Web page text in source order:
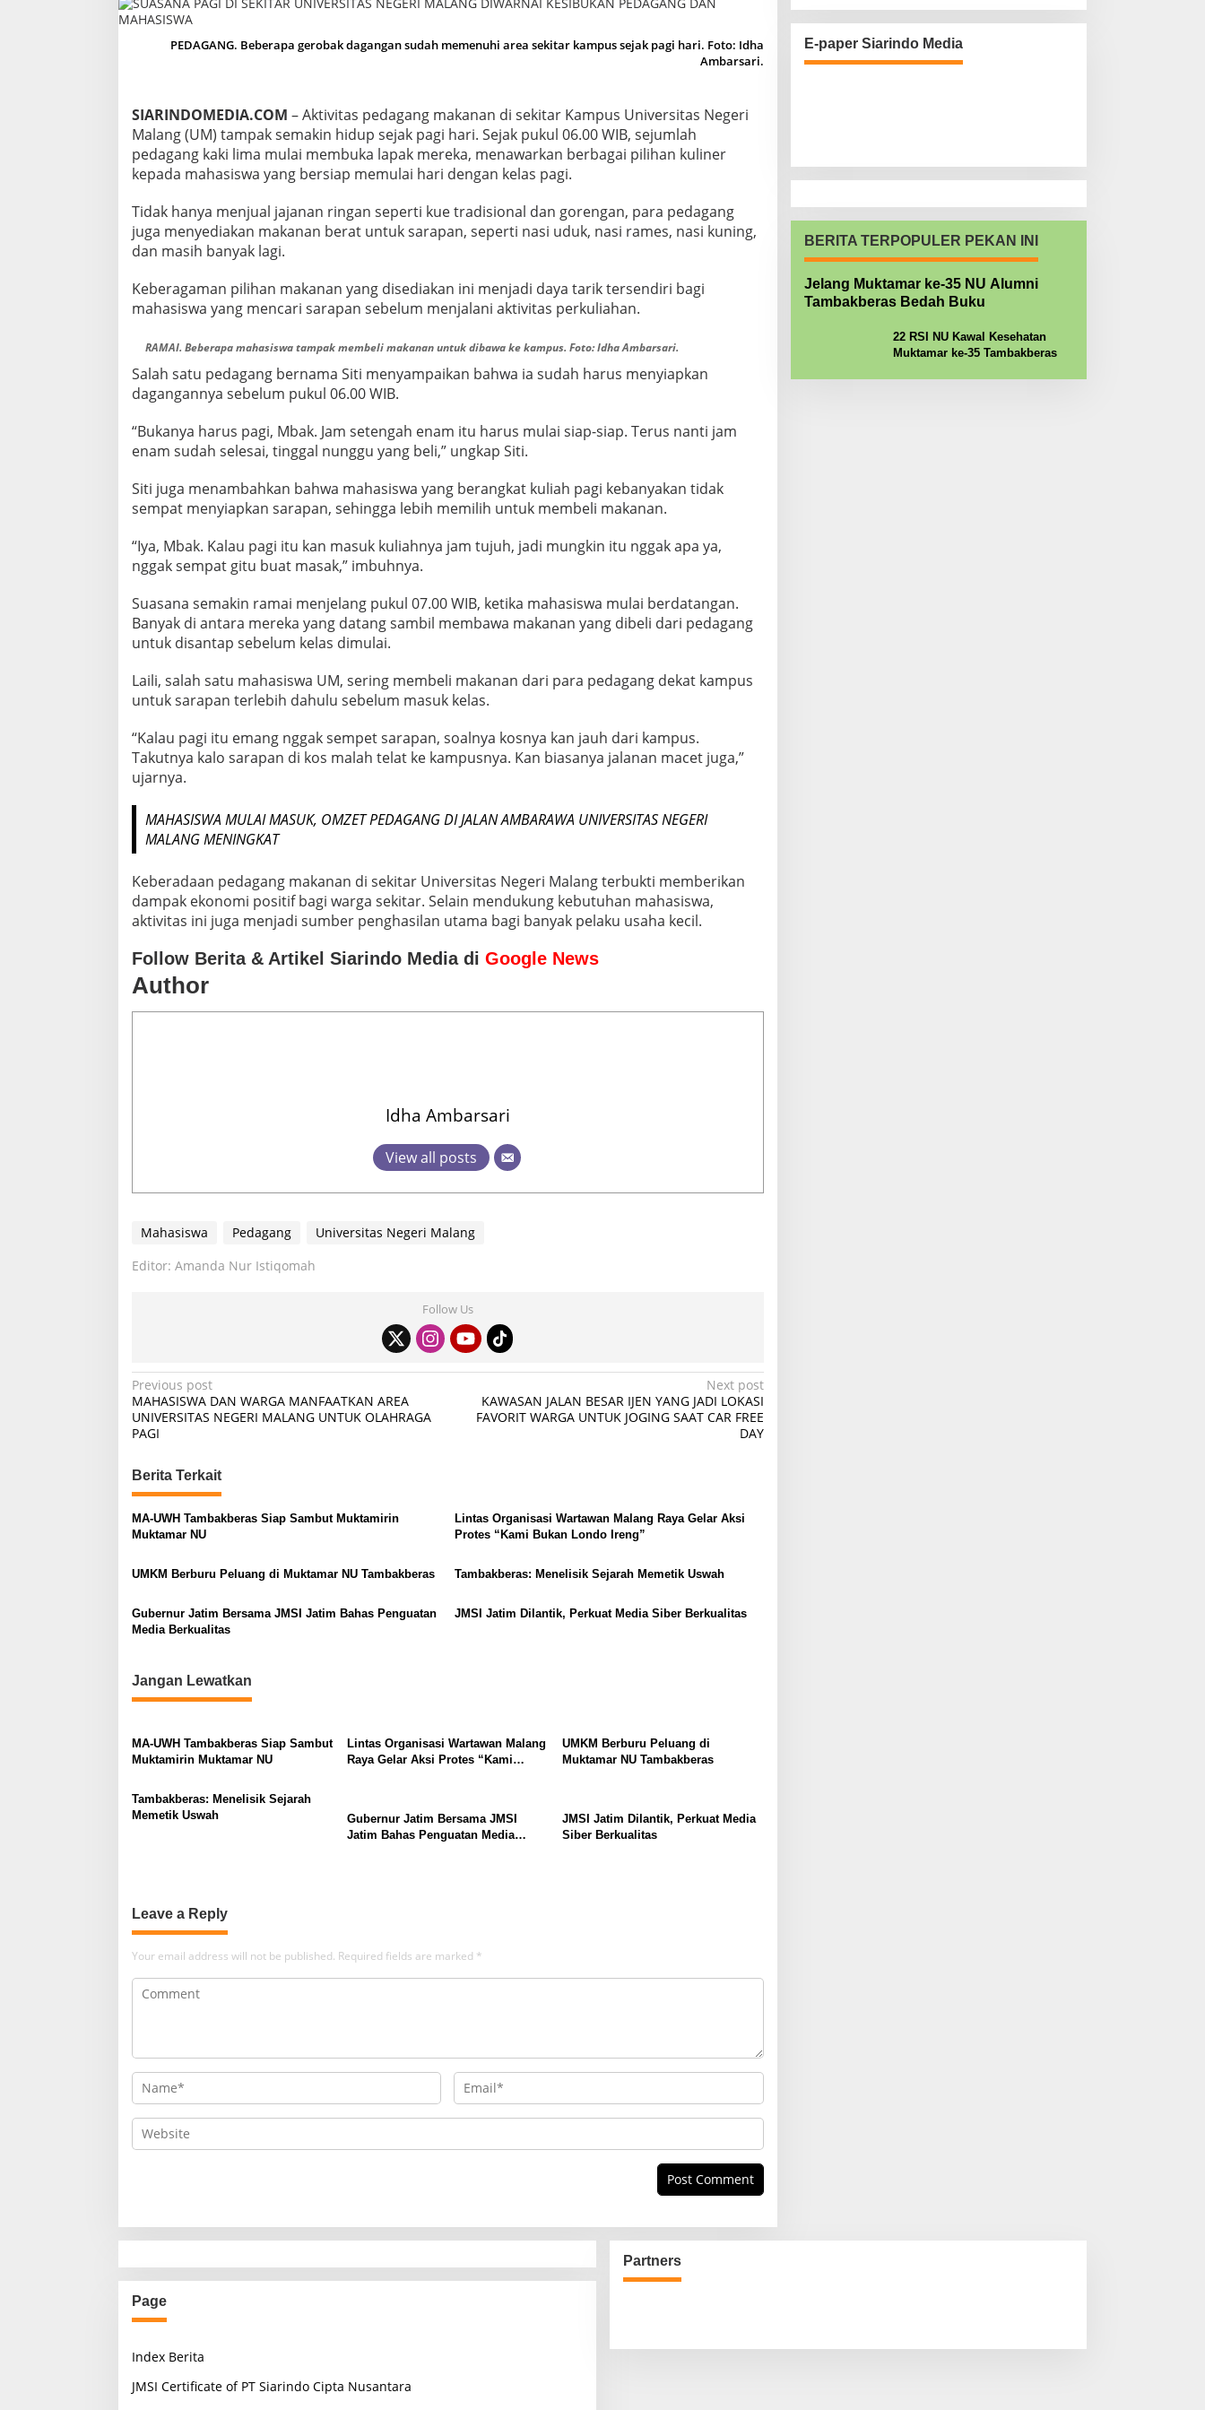
D
S
A
R
U
N
E
R
A
S
E
E
R
M
L
N
G
I
W
A
N
A
I
K
S
I
U
K
A
E
D
A
N
G
D
N
H
PEDAGANG. Beberapa gerobak dagangan sudah memenuhi area sekitar kampus sejak pagi hari. Foto: Idha
Ambarsari.
SIARINDOMEDIA.COM – Aktivitas pedagang makanan di sekitar Kampus Universitas Negeri
Malang (UM) tampak semakin hidup sejak pagi hari. Sejak pukul 06.00 WIB, sejumlah
pedagang kaki lima mulai membuka lapak mereka, menawarkan berbagai pilihan kuliner
kepada mahasiswa yang bersiap memulai hari dengan kelas pagi.
Tidak hanya menjual jajanan ringan seperti kue tradisional dan gorengan, para pedagang
juga menyediakan makanan berat untuk sarapan, seperti nasi uduk, nasi rames, nasi kuning,
dan masih banyak lagi.
Keberagaman pilihan makanan yang disediakan ini menjadi daya tarik tersendiri bagi
mahasiswa yang mencari sarapan sebelum menjalani aktivitas perkuliahan.
RAMAI. Beberapa mahasiswa tampak membeli makanan untuk dibawa ke kampus. Foto: Idha Ambarsari.
Salah satu pedagang bernama Siti menyampaikan bahwa ia sudah harus menyiapkan
dagangannya sebelum pukul 06.00 WIB.
“Bukanya harus pagi, Mbak. Jam setengah enam itu harus mulai siap-siap. Terus nanti jam
enam sudah selesai, tinggal nunggu yang beli,” ungkap Siti.
Siti juga menambahkan bahwa mahasiswa yang berangkat kuliah pagi kebanyakan tidak
sempat menyiapkan sarapan, sehingga lebih memilih untuk membeli makanan.
“Iya, Mbak. Kalau pagi itu kan masuk kuliahnya jam tujuh, jadi mungkin itu nggak apa ya,
nggak sempat gitu buat masak,” imbuhnya.
Suasana semakin ramai menjelang pukul 07.00 WIB, ketika mahasiswa mulai berdatangan.
Banyak di antara mereka yang datang sambil membawa makanan yang dibeli dari pedagang
untuk disantap sebelum kelas dimulai.
Laili, salah satu mahasiswa UM, sering membeli makanan dari para pedagang dekat kampus
untuk sarapan terlebih dahulu sebelum masuk kelas.
“Kalau pagi itu emang nggak sempet sarapan, soalnya kosnya kan jauh dari kampus.
Takutnya kalo sarapan di kos malah telat ke kampusnya. Kan biasanya jalanan macet juga,”
ujarnya.
MAHASISWA MULAI MASUK, OMZET PEDAGANG DI JALAN AMBARAWA UNIVERSITAS NEGERI
MALANG MENINGKAT
Keberadaan pedagang makanan di sekitar Universitas Negeri Malang terbukti memberikan
dampak ekonomi positif bagi warga sekitar. Selain mendukung kebutuhan mahasiswa,
aktivitas ini juga menjadi sumber penghasilan utama bagi banyak pelaku usaha kecil.
Follow Berita & Artikel Siarindo Media di Google News
Author
Idha Ambarsari
View all posts
Mahasiswa Pedagang
Universitas Negeri Malang
Editor: Amanda Nur Istiqomah
Follow Us
P
o
s
t
n
a
v
i
a
t
o
Previous post
MAHASISWA DAN WARGA MANFAATKAN AREA
UNIVERSITAS NEGERI MALANG UNTUK OLAHRAGA
PAGI
Next post
KAWASAN JALAN BESAR IJEN YANG JADI LOKASI
FAVORIT WARGA UNTUK JOGING SAAT CAR FREE
DAY
Berita Terkait
MA-UWH Tambakberas Siap Sambut Muktamirin
Muktamar NU
Lintas Organisasi Wartawan Malang Raya Gelar Aksi
Protes “Kami Bukan Londo Ireng”
UMKM Berburu Peluang di Muktamar NU Tambakberas Tambakberas: Menelisik Sejarah Memetik Uswah
Gubernur Jatim Bersama JMSI Jatim Bahas Penguatan
Media Berkualitas
JMSI Jatim Dilantik, Perkuat Media Siber Berkualitas
Jangan Lewatkan
MA-UWH Tambakberas Siap Sambut
Muktamirin Muktamar NU
Lintas Organisasi Wartawan Malang
Raya Gelar Aksi Protes “Kami
UMKM Berburu Peluang di
Muktamar NU Tambakberas
Tambakberas: Menelisik Sejarah
Memetik Uswah
Gubernur Jatim Bersama JMSI
Jatim Bahas Penguatan Media
JMSI Jatim Dilantik, Perkuat Media
Siber Berkualitas
Leave a Reply
Your email address will not be published. Required fields are marked *
E-paper Siarindo Media
BERITA TERPOPULER PEKAN INI
Jelang Muktamar ke-35 NU Alumni
Tambakberas Bedah Buku
22 RSI NU Kawal Kesehatan
Muktamar ke-35 Tambakberas
Page
Index Berita
JMSI Certificate of PT Siarindo Cipta Nusantara
Partners